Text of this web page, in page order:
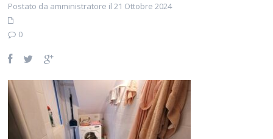
Postato da amministratore il 21 Ottobre 2024
0